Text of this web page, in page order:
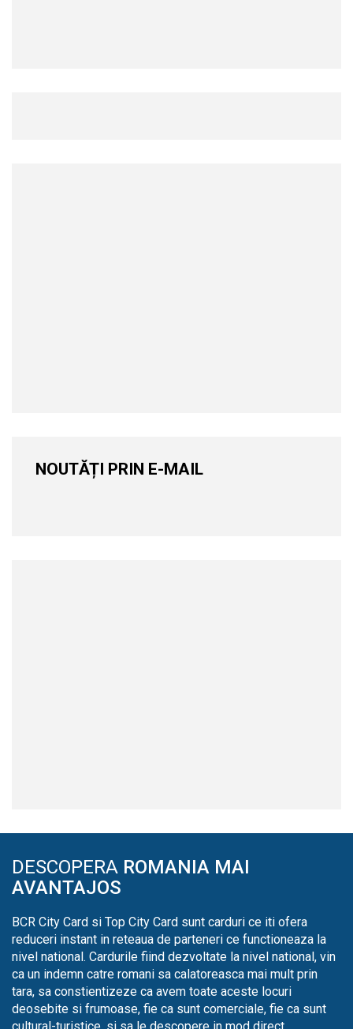
NOUTĂȚI PRIN E-MAIL
DESCOPERA ROMANIA MAI
AVANTAJOS
BCR City Card si Top City Card sunt carduri ce iti ofera
reduceri instant in reteaua de parteneri ce functioneaza la
nivel national. Cardurile fiind dezvoltate la nivel national, vin
ca un indemn catre romani sa calatoreasca mai mult prin
tara, sa constientizeze ca avem toate aceste locuri
deosebite si frumoase, fie ca sunt comerciale, fie ca sunt
cultural-turistice, si sa le descopere in mod direct.